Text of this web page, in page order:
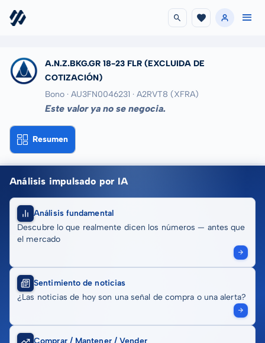
A.N.Z.BKG.GR 18-23 FLR (EXCLUIDA DE
COTIZACIÓN)
Bono · AU3FN0046231 · A2RVT8 (XFRA)
Este valor ya no se negocia.
Resumen
Análisis impulsado por IA
Análisis fundamental
Descubre lo que realmente dicen los números — antes que
el mercado
Sentimiento de noticias
¿Las noticias de hoy son una señal de compra o una alerta?
Comprar / Mantener / Vender